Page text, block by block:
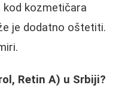
kod kozmetičara
je dodatno oštetiti.
Retin A) u Srbiji?